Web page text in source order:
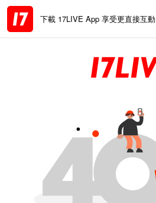
下載 17LIVE App 享受更直接互動